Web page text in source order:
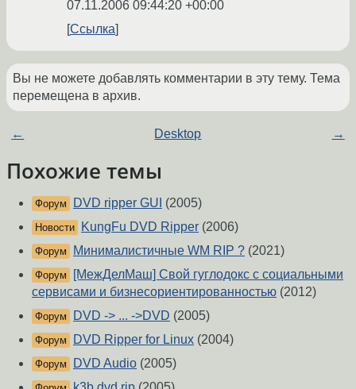
07.11.2006 09:44:20 +00:00
Ссылка
Вы не можете добавлять комментарии в эту тему. Тема
перемещена в архив.
← Desktop →
Похожие темы
Форум DVD ripper GUI (2005)
Новости KungFu DVD Ripper (2006)
Форум Минималистичные WM RIP ? (2021)
Форум
[МежДелМаш] Свой гуглодокс с социальными
сервисами и бизнесориентированностью (2012)
Форум DVD -> ... ->DVD (2005)
Форум DVD Ripper for Linux (2004)
Форум DVD Audio (2005)